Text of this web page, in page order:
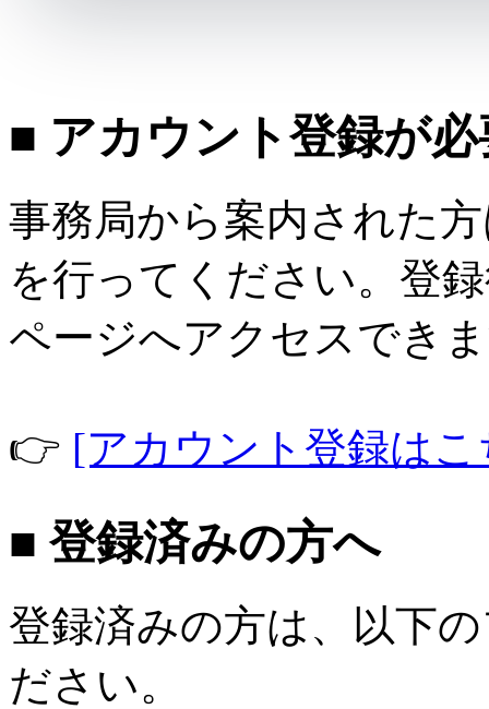
■ アカウント登録が
事務局から案内された
を行ってください。登
ページへアクセスでき
👉 [アカウント登録は
■ 登録済みの方へ
登録済みの方は、以下
ださい。